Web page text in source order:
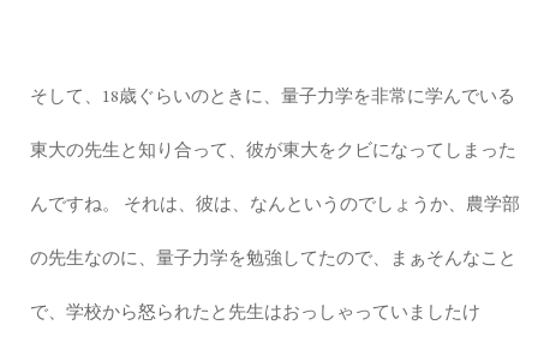
そして、18歳ぐらいのときに、量子力学を非常に学んでいる
東大の先生と知り合って、彼が東大をクビになってしまった
んですね。 それは、彼は、なんというのでしょうか、農学部
の先生なのに、量子力学を勉強してたので、まぁそんなこと
で、学校から怒られたと先生はおっしゃっていましたけ